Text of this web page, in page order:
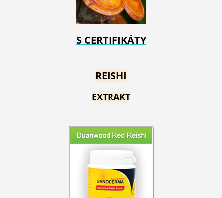
S CERTIFIKÁTY
REISHI
EXTRAKT